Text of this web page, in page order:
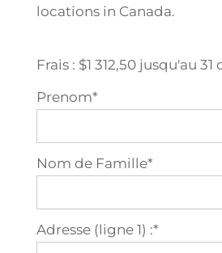
locations in Canada.
Frais : $1 312,50 jusqu'au
Prenom*
Nom de Famille*
Adresse (ligne 1) :*